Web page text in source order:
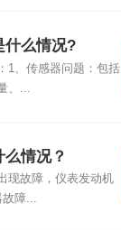
什么情况?
1、传感器问题：包括
、...
情况？
现故障，仪表发动机
故障...